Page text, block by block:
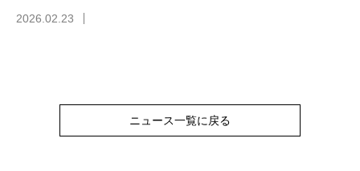
2026.02.23
ニュース一覧に戻る